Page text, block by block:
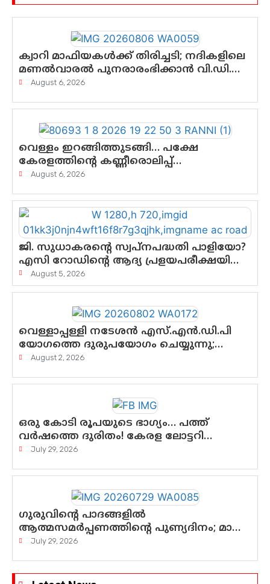
ക്വാറി മാഫിയകൾക്ക് തിരിച്ചടി; നദികളിലെ
മണൽവാരൽ പുനരാരംഭിക്കാൻ വി.ഡി.
സർക്കാർ തീരുമാനം
August 6, 2026
വെള്ളം ഇറങ്ങിത്തുടങ്ങി… പക്ഷേ
കേരളത്തിന്റെ കണ്ണീരൊലിപ്പ്
എന്നവസാനിക്കും?
August 6, 2026
ജി. സുധാകരന്റെ സ്വപ്നപദ്ധതി പാളിയോ?
എസി റോഡിന്റെ ആദ്യ പ്രളയപരീക്ഷയിൽ
ഉയരുന്നത് ഗുരുതര ചോദ്യങ്ങൾ
August 5, 2026
വെള്ളാപ്പള്ളി നടേശൻ എസ്.എൻ.ഡി.പി
യോഗത്തെ ദുരുപയോഗം ചെയ്യുന്നു;
ശ്രീനാരായണ പ്രസ്ഥാനത്തെ
ഗോപാലൻ
August 2, 2026
ഒരു കോടി രൂപയുടെ ഭാഗ്യം… പത്ത്
വർഷത്തെ ദുരിതം! കേരള ലോട്ടറി
സംവിധാനത്തെ ചോദ്യം ചെയ്ത്
July 29, 2026
ഗുരുവിന്റെ പാദങ്ങളിൽ
ആത്മസമർപ്പണത്തിന്റെ പുണ്യദിനം; മാതാ
അമൃതാനന്ദമയി മഠത്തിൽ
July 29, 2026